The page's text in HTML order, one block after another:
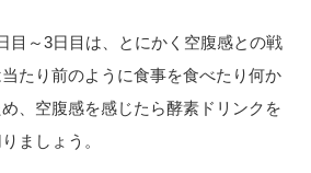
目～3日目は、とにかく空腹感との戦
たり前のように食事を食べたり何か
、空腹感を感じたら酵素ドリンクを
ましょう。